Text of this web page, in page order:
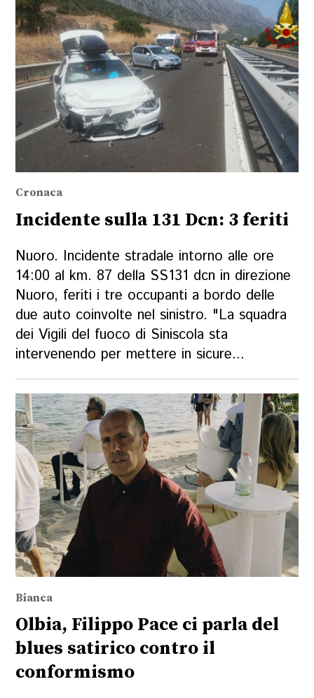
Cronaca
Incidente sulla 131 Dcn: 3 feriti
Nuoro. Incidente stradale intorno alle ore
14:00 al km. 87 della SS131 dcn in direzione
Nuoro, feriti i tre occupanti a bordo delle
due auto coinvolte nel sinistro. "La squadra
dei Vigili del fuoco di Siniscola sta
intervenendo per mettere in sicure...
Bianca
Olbia, Filippo Pace ci parla del
blues satirico contro il
conformismo